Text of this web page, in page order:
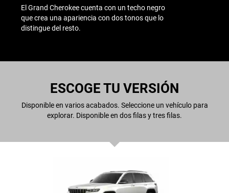
El Grand Cherokee cuenta con un techo negro
que crea una apariencia con dos tonos que lo
distingue del resto.
ESCOGE TU VERSIÓN
Disponible en varios acabados. Seleccione un vehículo para
explorar. Disponible en dos filas y tres filas.